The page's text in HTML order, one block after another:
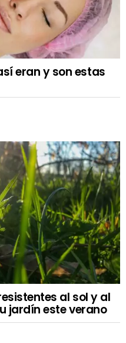
eran y son estas
al sol y al
jardín este verano